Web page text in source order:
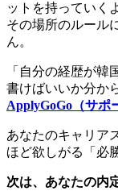
ットを持っていく
その場所のルール
ん。
「自分の経歴が韓
書けばいいか分か
ApplyGoGo（サポ
あなたのキャリア
ほど欲しがる「必
次は、あなたの内